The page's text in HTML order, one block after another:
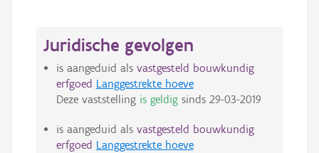
Juridische gevolgen
is aangeduid als vastgesteld bouwkundig
erfgoed Langgestrekte hoeve
Deze vaststelling is geldigsinds 29-03-2019
is aangeduid als vastgesteld bouwkundig
erfgoed Langgestrekte hoeve